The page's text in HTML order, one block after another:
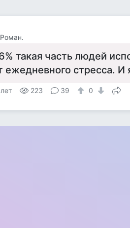
такая часть людей
ежедневного стресса.
223 39 0